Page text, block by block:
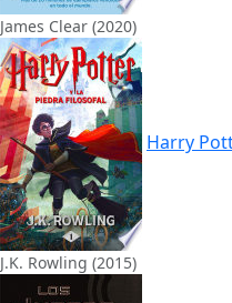
James Clear (2020)
Harry
J.K. Rowling (2015)